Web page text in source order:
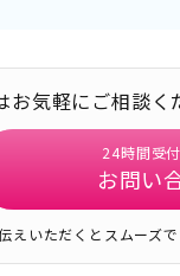
お気軽にご相談く
24時間受
お問い
いただくとスムーズで